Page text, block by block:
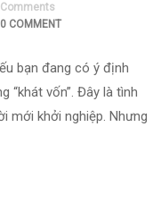
Comments
0 COMMENT
bạn đang có ý định
“khát vốn”. Đây là tình
mới khởi nghiệp. Nhưng